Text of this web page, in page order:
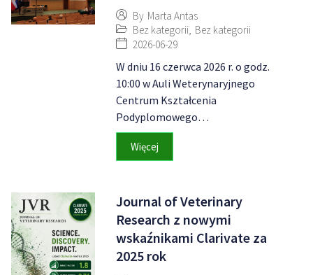
By Marta Antas
Bez kategorii, Bez kategorii
2026-06-29
W dniu 16 czerwca 2026 r. o godz.
10:00 w Auli Weterynaryjnego
Centrum Kształcenia
Podyplomowego…
Więcej
Journal of Veterinary
Research z nowymi
wskaźnikami Clarivate za
2025 rok